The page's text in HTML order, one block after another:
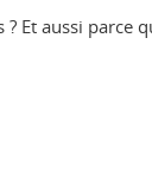
Et aussi parce